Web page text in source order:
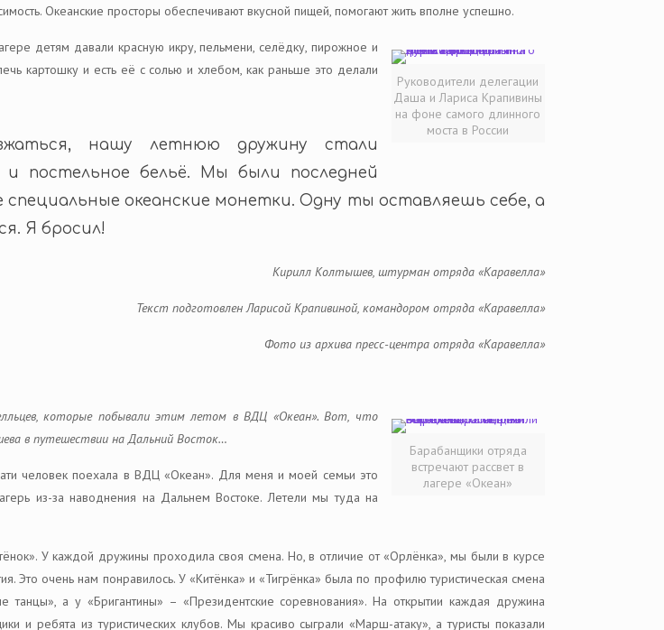
Океанские просторы обеспечивают вкусной пищей, помогают жить вполне успешно.
Руководители делегации
Даша и Лариса Крапивины
на фоне самого длинного
моста в России
детям давали красную икру, пельмени, селёдку, пирожное и
картошку и есть её с солью и хлебом, как раньше это делали
нашу летнюю дружину стали
постельное бельё. Мы были последней
океанские монетки. Одну ты оставляешь себе, а
Я бросил!
Кирилл Колтышев, штурман отряда «Каравелла»
Текст подготовлен Ларисой Крапивиной, командором отряда «Каравелла»
Фото из архива пресс-центра отряда «Каравелла»
Барабанщики отряда
встречают рассвет в
лагере «Океан»
которые побывали этим летом в ВДЦ «Океан». Вот, что
в путешествии на Дальний Восток…
человек поехала в ВДЦ «Океан». Для меня и моей семьи это
из-за наводнения на Дальнем Востоке. Летели мы туда на
У каждой дружины проходила своя смена. Но, в отличие от «Орлёнка», мы были в курсе
Это очень нам понравилось. У «Китёнка» и «Тигрёнка» была по профилю туристическая смена
а у «Бригантины» – «Президентские соревнования». На открытии каждая дружина
и ребята из туристических клубов. Мы красиво сыграли «Марш-атаку», а туристы показали